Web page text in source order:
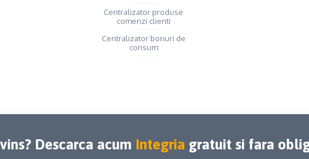
Centralizator produse
comenzi clienti
Centralizator bonuri de
consum
Descarca acum Integria gratuit si fara